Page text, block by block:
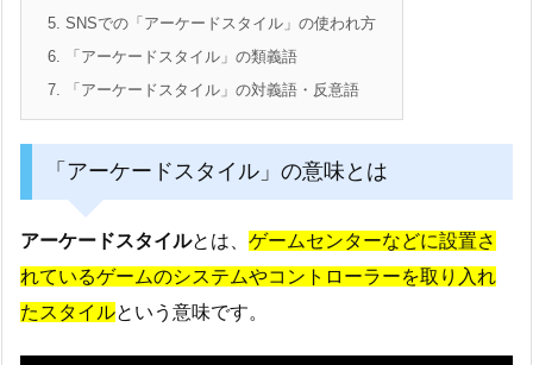
5. SNSでの「アーケードスタイル」の使われ方
6. 「アーケードスタイル」の類義語
7. 「アーケードスタイル」の対義語・反意語
「アーケードスタイル」の意味とは
アーケードスタイルとは、 ゲームセンターなどに設置さ
れているゲームのシステムやコントローラーを取り入れ
たスタイルという意味です。